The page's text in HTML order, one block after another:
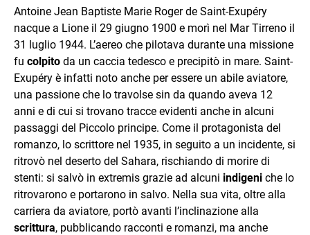
Antoine Jean Baptiste Marie Roger de Saint-Exupéry
nacque a Lione il 29 giugno 1900 e morì nel Mar Tirreno il
31 luglio 1944. L’aereo che pilotava durante una missione
fu colpito da un caccia tedesco e precipitò in mare. Saint-
Exupéry è infatti noto anche per essere un abile aviatore,
una passione che lo travolse sin da quando aveva 12
anni e di cui si trovano tracce evidenti anche in alcuni
passaggi del Piccolo principe. Come il protagonista del
romanzo, lo scrittore nel 1935, in seguito a un incidente, si
ritrovò nel deserto del Sahara, rischiando di morire di
stenti: si salvò in extremis grazie ad alcuni indigeni che lo
ritrovarono e portarono in salvo. Nella sua vita, oltre alla
carriera da aviatore, portò avanti l’inclinazione alla
scrittura, pubblicando racconti e romanzi, ma anche